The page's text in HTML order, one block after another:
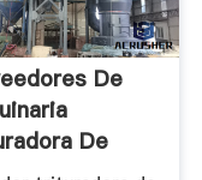
De
De
De Cuarzo